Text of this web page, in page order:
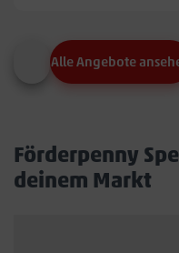
Alle Angebote
Förderpenny
deinem Markt